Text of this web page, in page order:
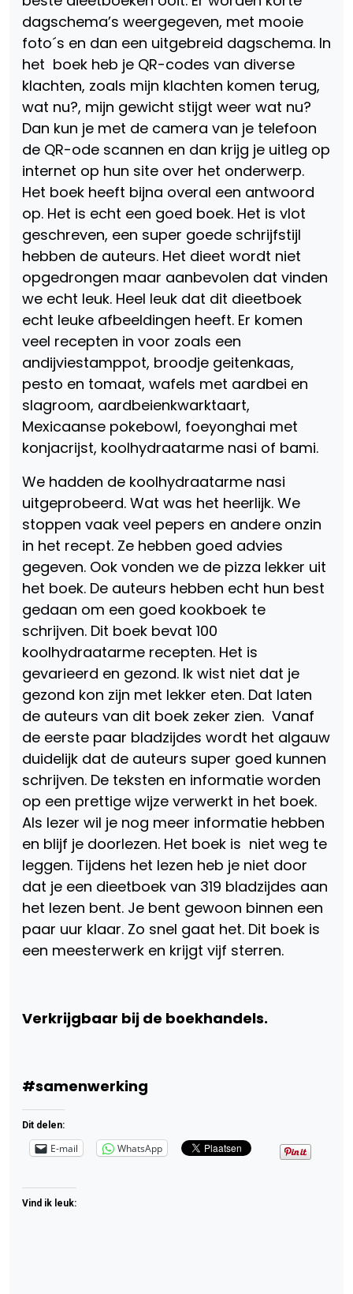
dagschema’s weergegeven, met mooie
foto´s en dan een uitgebreid dagschema. In
het boek heb je QR-codes van diverse
klachten, zoals mijn klachten komen terug,
wat nu?, mijn gewicht stijgt weer wat nu?
Dan kun je met de camera van je telefoon
de QR-ode scannen en dan krijg je uitleg op
internet op hun site over het onderwerp.
Het boek heeft bijna overal een antwoord
op. Het is echt een goed boek. Het is vlot
geschreven, een super goede schrijfstijl
hebben de auteurs. Het dieet wordt niet
opgedrongen maar aanbevolen dat vinden
we echt leuk. Heel leuk dat dit dieetboek
echt leuke afbeeldingen heeft. Er komen
veel recepten in voor zoals een
andijviestamppot, broodje geitenkaas,
pesto en tomaat, wafels met aardbei en
slagroom, aardbeienkwarktaart,
Mexicaanse pokebowl, foeyonghai met
konjacrijst, koolhydraatarme nasi of bami.
We hadden de koolhydraatarme nasi
uitgeprobeerd. Wat was het heerlijk. We
stoppen vaak veel pepers en andere onzin
in het recept. Ze hebben goed advies
gegeven. Ook vonden we de pizza lekker uit
het boek. De auteurs hebben echt hun best
gedaan om een goed kookboek te
schrijven. Dit boek bevat 100
koolhydraatarme recepten. Het is
gevarieerd en gezond. Ik wist niet dat je
gezond kon zijn met lekker eten. Dat laten
de auteurs van dit boek zeker zien. Vanaf
de eerste paar bladzijdes wordt het algauw
duidelijk dat de auteurs super goed kunnen
schrijven. De teksten en informatie worden
op een prettige wijze verwerkt in het boek.
Als lezer wil je nog meer informatie hebben
en blijf je doorlezen. Het boek is niet weg te
leggen. Tijdens het lezen heb je niet door
dat je een dieetboek van 319 bladzijdes aan
het lezen bent. Je bent gewoon binnen een
paar uur klaar. Zo snel gaat het. Dit boek is
een meesterwerk en krijgt vijf sterren.
Verkrijgbaar bij de boekhandels.
#samenwerking
Dit delen:
E-mail WhatsApp
Vind ik leuk: